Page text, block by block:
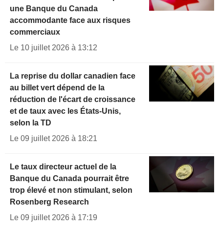
une Banque du Canada
accommodante face aux risques
commerciaux
Le 10 juillet 2026 à 13:12
La reprise du dollar canadien face
au billet vert dépend de la
réduction de l'écart de croissance
et de taux avec les États-Unis,
selon la TD
Le 09 juillet 2026 à 18:21
Le taux directeur actuel de la
Banque du Canada pourrait être
trop élevé et non stimulant, selon
Rosenberg Research
Le 09 juillet 2026 à 17:19